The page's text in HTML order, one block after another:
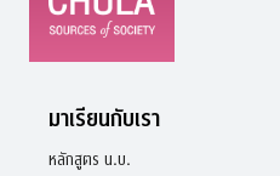
มาเรียนกับเรา
หลักสูตร น.บ.